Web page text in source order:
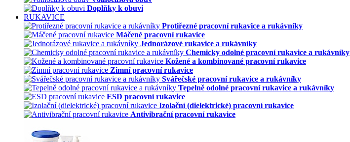
Doplňky k obuvi
RUKAVICE
Protiřezné pracovní rukavice a rukávníky
Máčené pracovní rukavice
Jednorázové rukavice a rukávníky
Chemicky odolné pracovní rukavice a rukávníky
Kožené a kombinované pracovní rukavice
Zimní pracovní rukavice
Svářečské pracovní rukavice a rukávníky
Tepelně odolné pracovní rukavice a rukávníky
ESD pracovní rukavice
Izolační (dielektrické) pracovní rukavice
Antivibrační pracovní rukavice